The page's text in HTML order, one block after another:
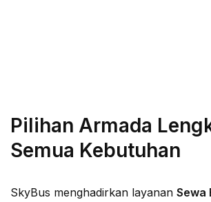
Pilihan Armada
Semua Kebutuhan
SkyBus menghadirkan layanan Sewa